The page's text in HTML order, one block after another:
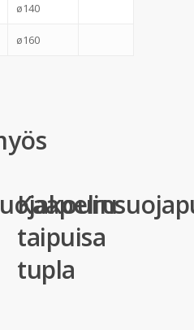
ø140
ø160
taipuisa
tupla